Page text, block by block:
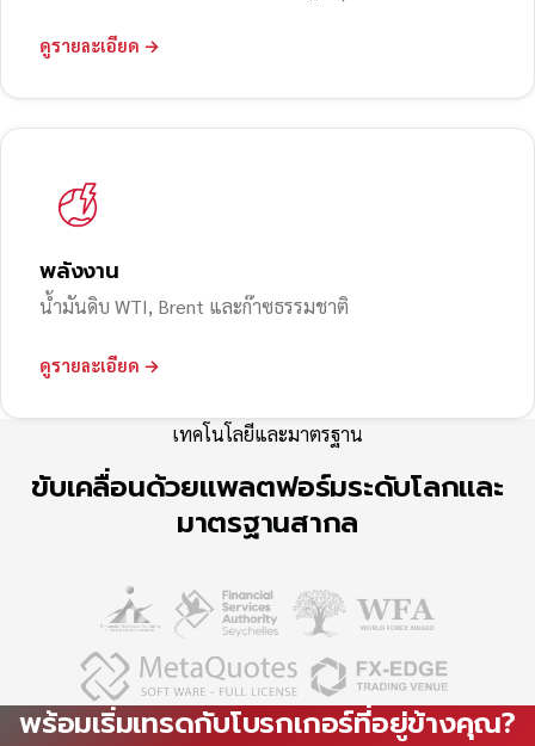
ดูรายละเอียด →
พลังงาน
น้ำมันดิบ WTI, Brent และก๊าซธรรมชาติ
ดูรายละเอียด →
เทคโนโลยีและมาตรฐาน
ขับเคลื่อนด้วยแพลตฟอร์มระดับโลกและ
มาตรฐานสากล
พร้อมเริ่มเทรดกับโบรกเกอร์ที่อยู่ข้างคุณ?